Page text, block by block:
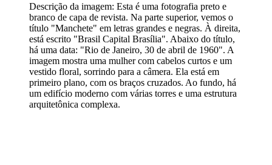
Descrição da imagem: Esta é uma fotografia preto e
branco de capa de revista. Na parte superior, vemos o
título "Manchete" em letras grandes e negras. À direita,
está escrito "Brasil Capital Brasília". Abaixo do título,
há uma data: "Rio de Janeiro, 30 de abril de 1960". A
imagem mostra uma mulher com cabelos curtos e um
vestido floral, sorrindo para a câmera. Ela está em
primeiro plano, com os braços cruzados. Ao fundo, há
um edifício moderno com várias torres e uma estrutura
arquitetônica complexa.